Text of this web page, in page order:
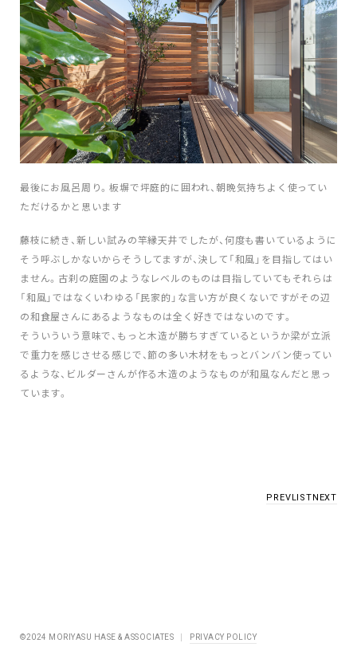
最後にお風呂周り。板塀で坪庭的に囲われ、朝晩気持ちよく使ってい
ただけるかと思います
藤枝に続き、新しい試みの竿縁天井でしたが、何度も書いているように
そう呼ぶしかないからそうしてますが、決して「和風」を目指してはい
ません。古刹の庭園のようなレベルのものは目指していてもそれらは
「和風」ではなくいわゆる「民家的」な言い方が良くないですがその辺
の和食屋さんにあるようなものは全く好きではないのです。
そういういう意味で、もっと木造が勝ちすぎているというか梁が立派
で重力を感じさせる感じで、節の多い木材をもっとバンバン使ってい
るような、ビルダーさんが作る木造のようなものが和風なんだと思っ
ています。
PREVLISTNEXT
©2024 MORIYASU HASE & ASSOCIATES PRIVACY POLICY